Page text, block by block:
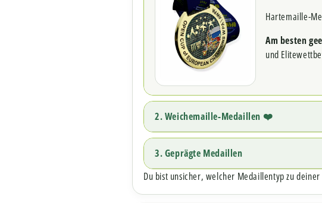
Hartemaille-
Am besten
und
2. Weichemaille-Medaillen ❤️
3. Geprägte Medaillen
Du bist unsicher, welcher Medaillentyp zu